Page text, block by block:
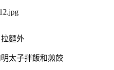
拉麵外
太子拌飯和煎餃